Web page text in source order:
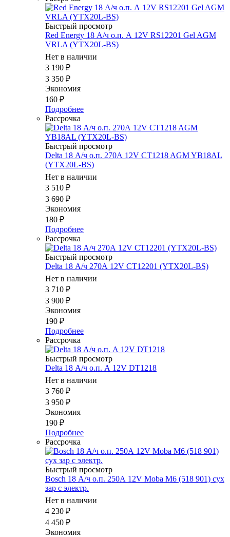
Быстрый просмотр
Red Energy 18 А/ч о.п. А 12V RS12201 Gel AGM
VRLA (YTX20L-BS)
Нет в наличии
3 190 ₽
3 350 ₽
Экономия
160 ₽
Подробнее
Рассрочка
Быстрый просмотр
Delta 18 А/ч о.п. 270А 12V CT1218 AGM YB18AL
(YTX20L-BS)
Нет в наличии
3 510 ₽
3 690 ₽
Экономия
180 ₽
Подробнее
Рассрочка
Быстрый просмотр
Delta 18 А/ч 270А 12V CT12201 (YTX20L-BS)
Нет в наличии
3 710 ₽
3 900 ₽
Экономия
190 ₽
Подробнее
Рассрочка
Быстрый просмотр
Delta 18 А/ч о.п. А 12V DT1218
Нет в наличии
3 760 ₽
3 950 ₽
Экономия
190 ₽
Подробнее
Рассрочка
Быстрый просмотр
Bosch 18 А/ч о.п. 250А 12V Moba M6 (518 901) сух
зар с электр.
Нет в наличии
4 230 ₽
4 450 ₽
Экономия